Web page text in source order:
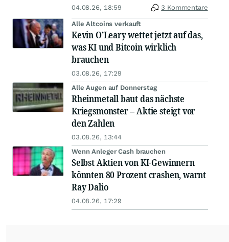
04.08.26, 18:59 3 Kommentare
Alle Altcoins verkauft
Kevin O’Leary wettet jetzt auf das,
was KI und Bitcoin wirklich
brauchen
03.08.26, 17:29
Alle Augen auf Donnerstag
Rheinmetall baut das nächste
Kriegsmonster – Aktie steigt vor
den Zahlen
03.08.26, 13:44
Wenn Anleger Cash brauchen
Selbst Aktien von KI-Gewinnern
könnten 80 Prozent crashen, warnt
Ray Dalio
04.08.26, 17:29